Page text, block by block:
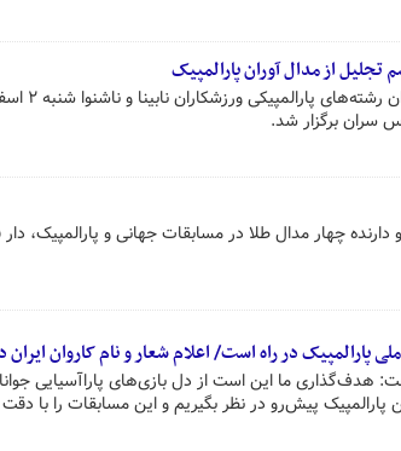
از مدال آوران پارالمپیک
سران برگزار شد.
چهار مدال طلا در مسابقات جهانی و پارالمپیک،
پارالمپیک در راه است/ اعلام شعار و نام کاروان ایران
هدف‌گذاری ما این است از دل بازی‌های پاراآسیایی
پارالمپیک پیش‌رو در نظر بگیریم و این مسابقات را با